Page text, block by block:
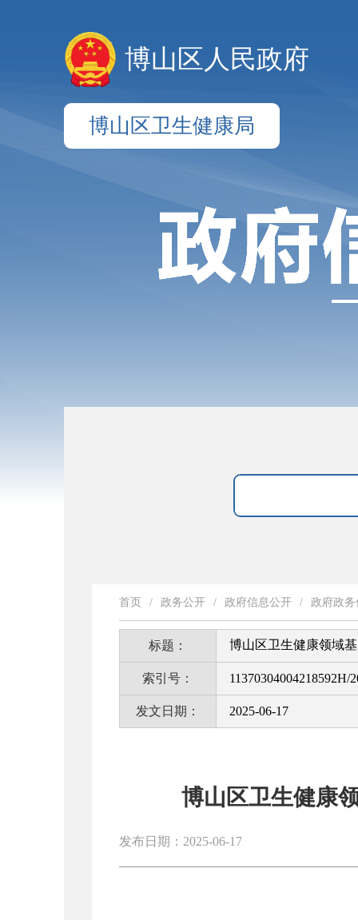
博山区人民政府
博山区卫生健康局
首页 / 政务公开 / 政府信息公开 / 政府政
标题： 博山区卫生健康领域
索引号： 11370304004218592H/
发文日期： 2025-06-17
博山区卫生健康
发布日期：2025-06-17